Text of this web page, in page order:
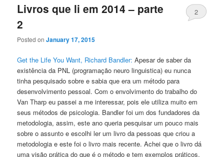
Livros que li em 2014 – parte
2
Posted onJanuary 17, 2015
2
Get the Life You Want, Richard Bandler: Apesar de saber da
existência da PNL (programação neuro linguistica) eu nunca
tinha pesquisado sobre e sabia que era um método para
desenvolvimento pessoal. Com o envolvimento do trabalho do
Van Tharp eu passei a me interessar, pois ele utiliza muito em
seus métodos de psicologia. Bandler foi um dos fundadores da
metodologia, assim, este ano queria pesquisar um pouco mais
sobre o assunto e escolhi ler um livro da pessoas que criou a
metodologia e este foi o livro mais recente. Achei que o livro dá
uma visão prática do que é o método e tem exemplos práticos,